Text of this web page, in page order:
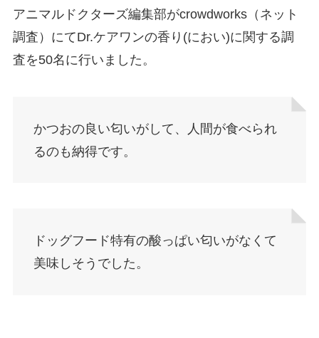
アニマルドクターズ編集部がcrowdworks（ネット
調査）にてDr.ケアワンの香り(におい)に関する調
査を50名に行いました。
かつおの良い匂いがして、人間が食べられ
るのも納得です。
ドッグフード特有の酸っぱい匂いがなくて
美味しそうでした。